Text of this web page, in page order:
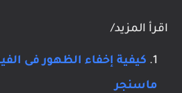
اقرأ المزيد/
كيفية إخفاء الظهور فى
ماسنجر